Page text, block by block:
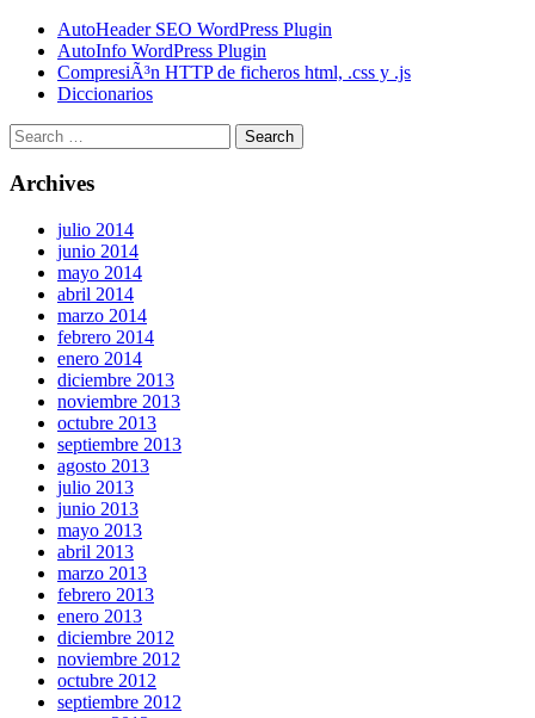
AutoHeader SEO WordPress Plugin
AutoInfo WordPress Plugin
CompresiÃ³n HTTP de ficheros html, .css y .js
Diccionarios
Archives
julio 2014
junio 2014
mayo 2014
abril 2014
marzo 2014
febrero 2014
enero 2014
diciembre 2013
noviembre 2013
octubre 2013
septiembre 2013
agosto 2013
julio 2013
junio 2013
mayo 2013
abril 2013
marzo 2013
febrero 2013
enero 2013
diciembre 2012
noviembre 2012
octubre 2012
septiembre 2012